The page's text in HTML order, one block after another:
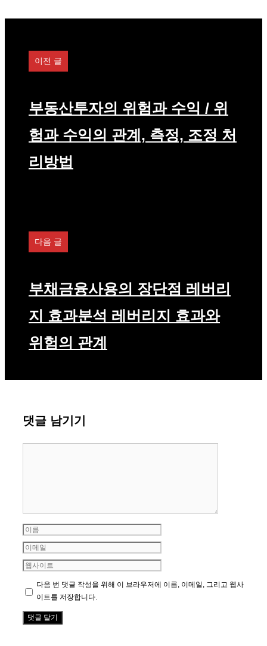
고
이전 글
부동산투자의 위험과 수익 / 위
험과 수익의 관계, 측정, 조정 처
리방법
다음 글
부채금융사용의 장단점 레버리
지 효과분석 레버리지 효과와
위험의 관계
댓글 남기기
이
름
이
메
일
웹
이
다음 번 댓글 작성을 위해 이 브라우저에 이름, 이메일, 그리고 웹사
이트를 저장합니다.